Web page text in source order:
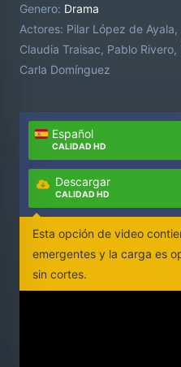
anciano con Alzheimer,
salir del valle, una
ingeniera y una mujer
pueblo, componen esta
Genero: Drama
Actores: Pilar López de
Claudia Traisac, Pablo
Carla Domínguez
Español
CALIDAD HD
Descargar
CALIDAD HD
Esta opción de video
emergentes y la carga es
sin cortes.